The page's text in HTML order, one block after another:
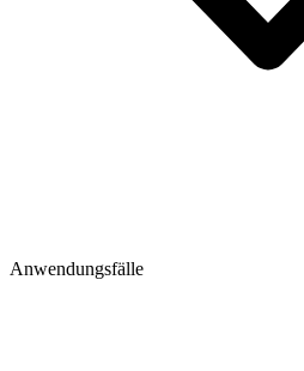
Anwendungsfälle